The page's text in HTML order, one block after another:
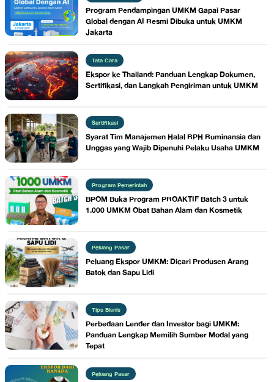
Program Pendampingan UMKM Gapai Pasar
Global dengan AI Resmi Dibuka untuk UMKM
Jakarta
Tata Cara
Ekspor ke Thailand: Panduan Lengkap Dokumen,
Sertifikasi, dan Langkah Pengiriman untuk UMKM
Sertifikasi
Syarat Tim Manajemen Halal RPH Ruminansia dan
Unggas yang Wajib Dipenuhi Pelaku Usaha UMKM
Program Pemerintah
BPOM Buka Program PROAKTIF Batch 3 untuk
1.000 UMKM Obat Bahan Alam dan Kosmetik
Peluang Pasar
Peluang Ekspor UMKM: Dicari Produsen Arang
Batok dan Sapu Lidi
Tips Bisnis
Perbedaan Lender dan Investor bagi UMKM:
Panduan Lengkap Memilih Sumber Modal yang
Tepat
Peluang Pasar